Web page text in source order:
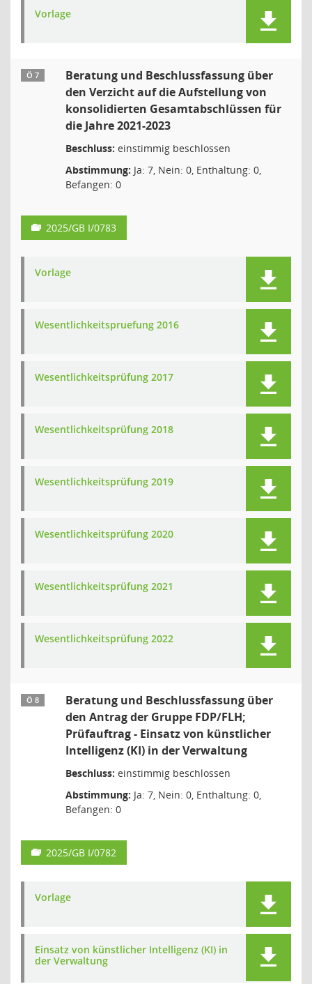
Vorlage
Ö 7
Beratung und Beschlussfassung über
den Verzicht auf die Aufstellung von
konsolidierten Gesamtabschlüssen für
die Jahre 2021-2023
Beschluss: einstimmig beschlossen
Abstimmung: Ja: 7, Nein: 0, Enthaltung: 0,
Befangen: 0
2025/GB I/0783
Vorlage
Wesentlichkeitspruefung 2016
Wesentlichkeitsprüfung 2017
Wesentlichkeitsprüfung 2018
Wesentlichkeitsprüfung 2019
Wesentlichkeitsprüfung 2020
Wesentlichkeitsprüfung 2021
Wesentlichkeitsprüfung 2022
Ö 8
Beratung und Beschlussfassung über
den Antrag der Gruppe FDP/FLH;
Prüfauftrag - Einsatz von künstlicher
Intelligenz (KI) in der Verwaltung
Beschluss: einstimmig beschlossen
Abstimmung: Ja: 7, Nein: 0, Enthaltung: 0,
Befangen: 0
2025/GB I/0782
Vorlage
Einsatz von künstlicher Intelligenz (KI) in
der Verwaltung